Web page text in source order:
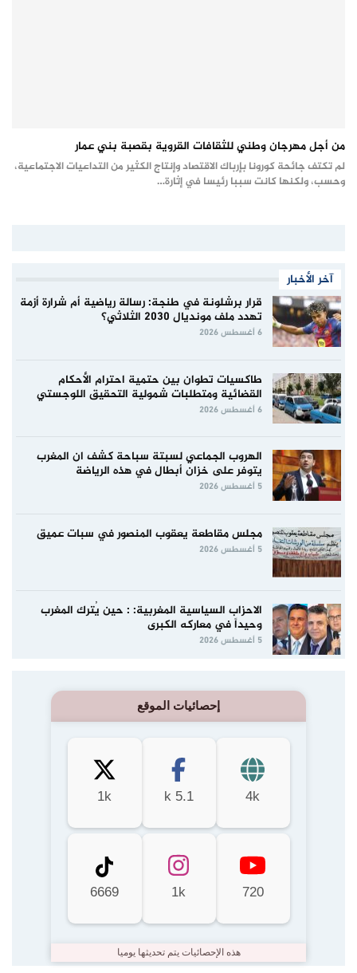
من أجل مهرجان وطني للثقافات القروية بقصبة بني عمار
لم تكتف جائحة كورونا بإرباك الاقتصاد وإنتاج الكثير من التداعيات الاجتماعية،
وحسب، ولكنها كانت سببا رئيسا في إثارة…
آخر الأخبار
قرار برشلونة في طنجة: رسالة رياضية أم شرارة أزمة
تهدد ملف مونديال 2030 الثلاثي؟
6 أغسطس 2026
طاكسيات تطوان بين حتمية احترام الأحكام
القضائية ومتطلبات شمولية التحقيق اللوجستي
6 أغسطس 2026
الهروب الجماعي لسبتة سباحة كشف ان المغرب
يتوفر على خزان أبطال في هذه الرياضة
5 أغسطس 2026
مجلس مقاطعة يعقوب المنصور في سبات عميق
5 أغسطس 2026
الاحزاب السياسية المغربية: : حين يُترك المغرب
وحيداً في معاركه الكبرى
5 أغسطس 2026
إحصائيات الموقع
4k
5.1 k
1k
720
1k
6669
هذه الإحصائيات يتم تحديثها يوميا